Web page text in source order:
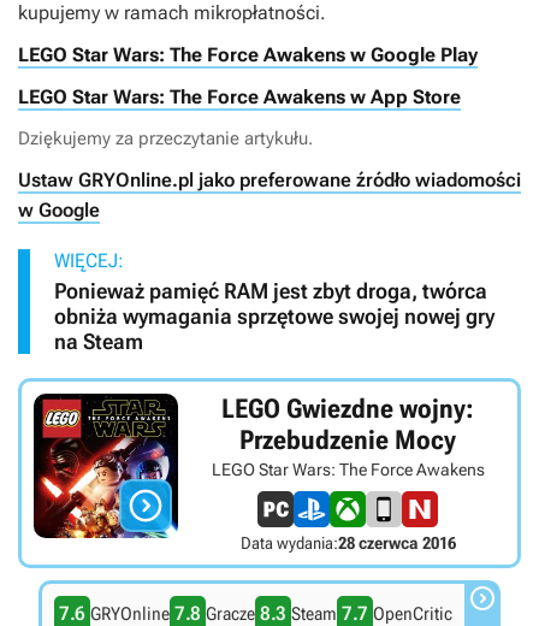
kupujemy w ramach mikropłatności.
LEGO Star Wars: The Force Awakens w Google Play
LEGO Star Wars: The Force Awakens w App Store
Dziękujemy za przeczytanie artykułu.
Ustaw GRYOnline.pl jako preferowane źródło wiadomości
w Google
WIĘCEJ:
Ponieważ pamięć RAM jest zbyt droga, twórca
obniża wymagania sprzętowe swojej nowej gry
na Steam

LEGO Gwiezdne wojny:
Przebudzenie Mocy
LEGO Star Wars: The Force Awakens
Data wydania:28 czerwca 2016
7.6 GRYOnline 7.8 Gracze 8.3 Steam 7.7 OpenCritic 